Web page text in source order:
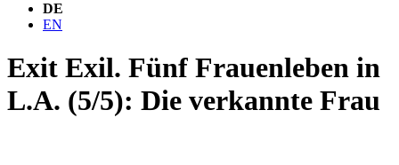
DE
EN
Exit Exil. Fünf Frauenleben in
L.A. (5/5): Die verkannte Frau